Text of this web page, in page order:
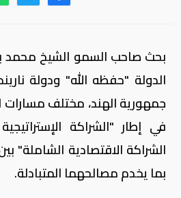
بحث صاحب السمو الشيخ محمد
الدولة "حفظه الله" ودولة
جمهورية الهند، مختلف
في إطار "الشراكة
الشراكة الاقتصادية الشاملة"
بما يخدم مصالحهما المتبادلة.